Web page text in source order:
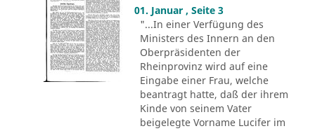
01. Januar , Seite 3
"...In einer Verfügung des
Ministers des Innern an den
Oberpräsidenten der
Rheinprovinz wird auf eine
Eingabe einer Frau, welche
beantragt hatte, daß der ihrem
Kinde von seinem Vater
beigelegte Vorname Lucifer im